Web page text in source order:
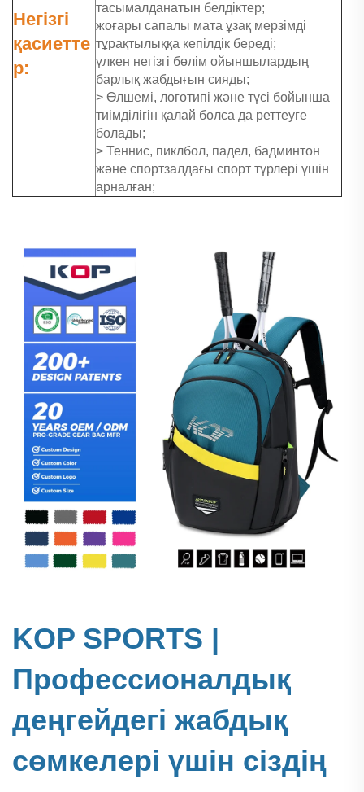
Негізгі
қасиетте
р:
тасымалданатын белдіктер;
жоғары сапалы мата ұзақ мерзімді
тұрақтылыққа кепілдік береді;
үлкен негізгі бөлім ойыншылардың
барлық жабдығын сияды;
> Өлшемі, логотипі және түсі бойынша
тиімділігін қалай болса да реттеуге
болады;
> Теннис, пиклбол, падел, бадминтон
және спортзалдағы спорт түрлері үшін
арналған;
KOP SPORTS |
Профессионалдық
деңгейдегі жабдық
сөмкелері үшін сіздің